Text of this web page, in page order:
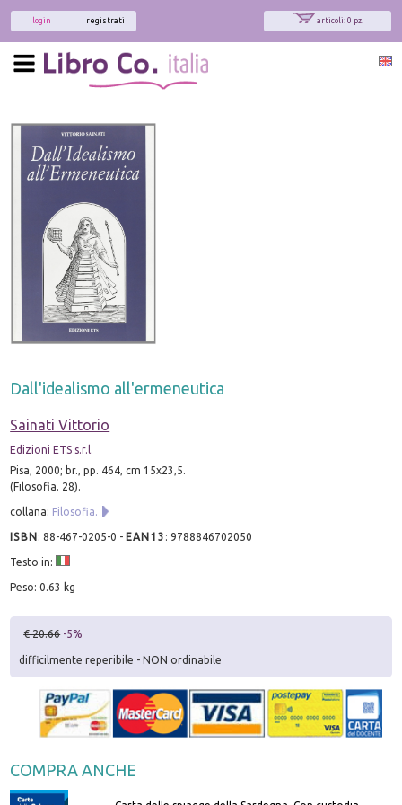
articoli: 0 pz.
registrati
login
Dall'idealismo all'ermeneutica
Sainati Vittorio
Edizioni ETS s.r.l.
Pisa, 2000; br., pp. 464, cm 15x23,5.
(Filosofia. 28).
collana: Filosofia.
ISBN:88-467-0205-0 - EAN13 :9788846702050
Testo in:
Peso: 0.63 kg
€ 20.66 -5%
difficilmente reperibile - NON ordinabile
COMPRA ANCHE